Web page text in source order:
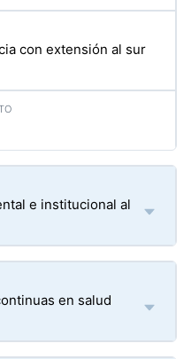
con extensión al sur
e institucional al
en salud